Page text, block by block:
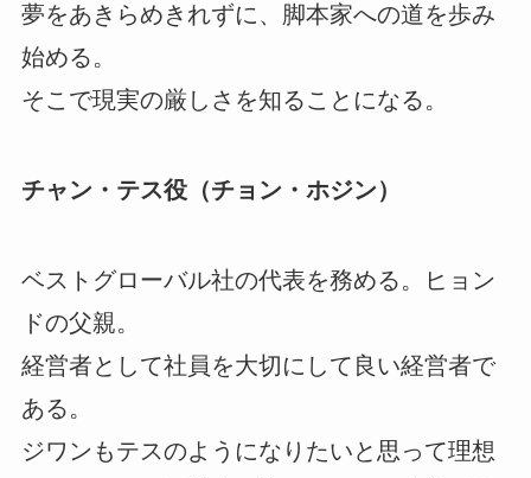
夢をあきらめきれずに、脚本家への道を歩み
始める。
そこで現実の厳しさを知ることになる。
チャン・テス役（チョン・ホジン）
ベストグローバル社の代表を務める。ヒョン
ドの父親。
経営者として社員を大切にして良い経営者で
ある。
ジワンもテスのようになりたいと思って理想